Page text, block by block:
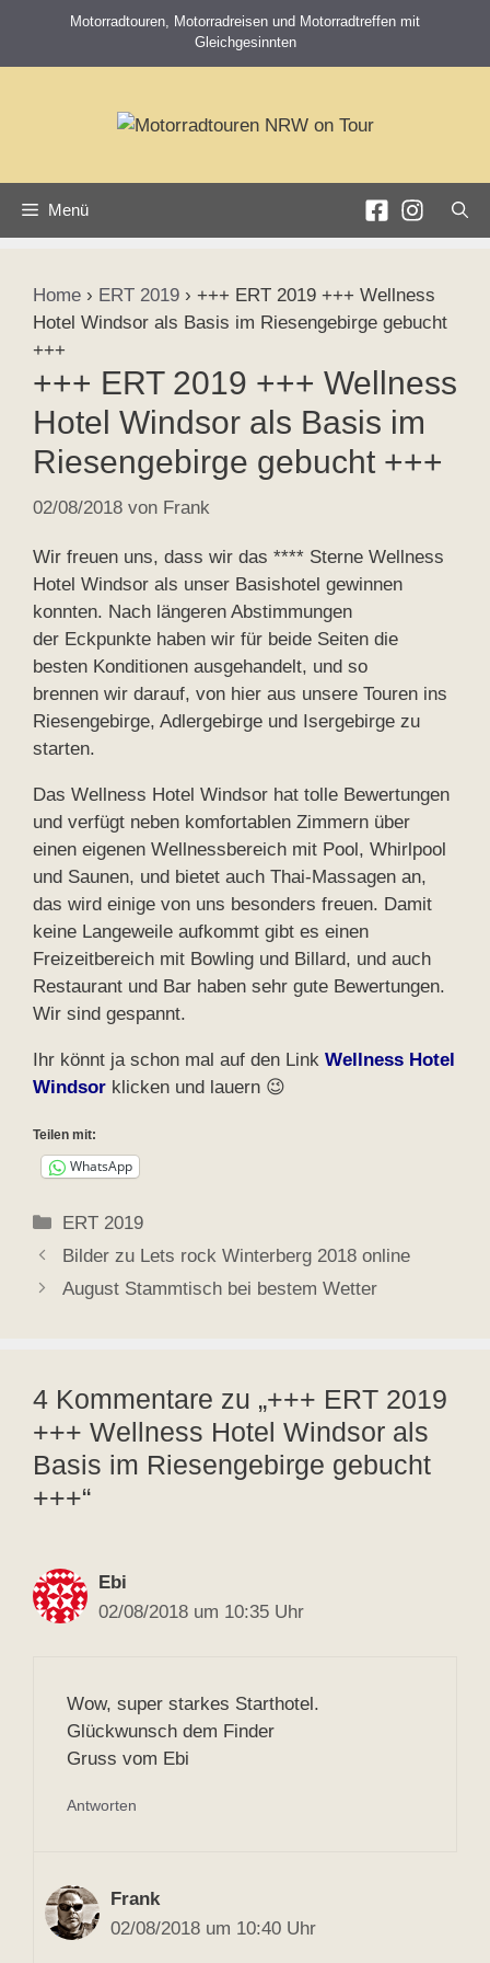
springen
Motorradtouren, Motorradreisen und Motorradtreffen mit
Gleichgesinnten
Menü
Home › ERT 2019 › +++ ERT 2019 +++ Wellness
Hotel Windsor als Basis im Riesengebirge gebucht
+++
+++ ERT 2019 +++ Wellness
Hotel Windsor als Basis im
Riesengebirge gebucht +++
02/08/2018 von Frank
Wir freuen uns, dass wir das **** Sterne Wellness
Hotel Windsor als unser Basishotel gewinnen
konnten. Nach längeren Abstimmungen
der Eckpunkte haben wir für beide Seiten die
besten Konditionen ausgehandelt, und so
brennen wir darauf, von hier aus unsere Touren ins
Riesengebirge, Adlergebirge und Isergebirge zu
starten.
Das Wellness Hotel Windsor hat tolle Bewertungen
und verfügt neben komfortablen Zimmern über
einen eigenen Wellnessbereich mit Pool, Whirlpool
und Saunen, und bietet auch Thai-Massagen an,
das wird einige von uns besonders freuen. Damit
keine Langeweile aufkommt gibt es einen
Freizeitbereich mit Bowling und Billard, und auch
Restaurant und Bar haben sehr gute Bewertungen.
Wir sind gespannt.
Ihr könnt ja schon mal auf den Link Wellness Hotel
Windsor klicken und lauern 😉
Teilen mit:
WhatsApp
Kategorien
ERT 2019
Bilder zu Lets rock Winterberg 2018 online
August Stammtisch bei bestem Wetter
4 Kommentare zu „+++ ERT 2019
+++ Wellness Hotel Windsor als
Basis im Riesengebirge gebucht
+++“
Ebi
02/08/2018 um 10:35 Uhr
Wow, super starkes Starthotel.
Glückwunsch dem Finder
Gruss vom Ebi
Antworten
Frank
02/08/2018 um 10:40 Uhr